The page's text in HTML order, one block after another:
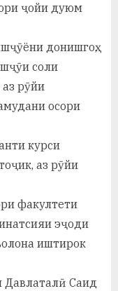
ҷойи дуюм
донишгоҳ,
соли
рӯйи
осори
курси
аз рӯйи
факултети
эҷоди
иштирок
Давлаталӣ Саид